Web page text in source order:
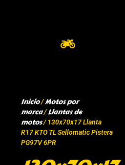
Inicio/Motos por
marca/Llantas de
motos/ 130x70x17 Llanta
R17 KTO TL Sellomatic Pistera
PG97V 6PR